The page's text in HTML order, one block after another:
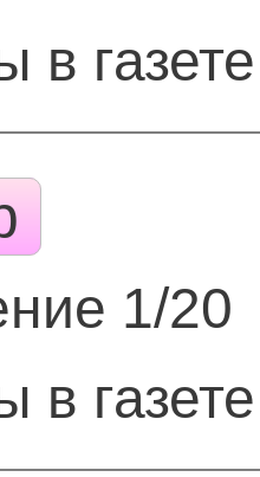
в газете
1/20
в газете